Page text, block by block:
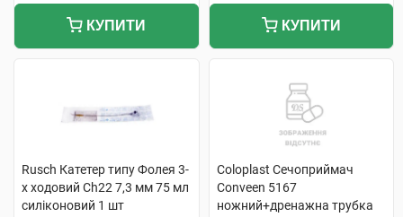
КУПИТИ КУПИТИ
Rusch Катетер типу Фолея 3-
х ходовий Ch22 7,3 мм 75 мл
силіконовий 1 шт
Coloplast Сечоприймач
Conveen 5167
ножний+дренажна трубка